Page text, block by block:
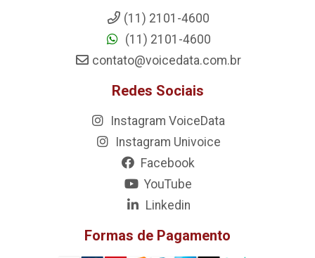
(11) 2101-4600
(11) 2101-4600
contato@voicedata.com.br
Redes Sociais
Instagram VoiceData
Instagram Univoice
Facebook
YouTube
Linkedin
Formas de Pagamento